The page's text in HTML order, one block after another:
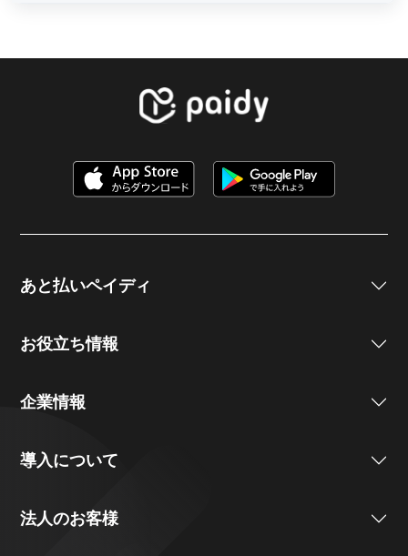
あと払いペイディ
お役立ち情報
企業情報
導入について
法人のお客様